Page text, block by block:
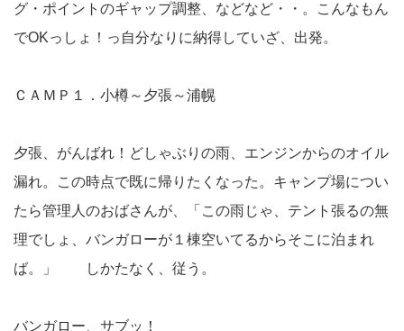
グ・ポイントのギャップ調整、などなど・・。こんなもん
でОKっしょ！っ自分なりに納得していざ、出発。
ＣＡＭＰ１．小樽～夕張～浦幌
夕張、がんばれ！どしゃぶりの雨、エンジンからのオイル
漏れ。この時点で既に帰りたくなった。キャンプ場につい
たら管理人のおばさんが、「この雨じゃ、テント張るの無
理でしょ、バンガローが１棟空いてるからそこに泊まれ
ば。」 しかたなく、従う。
バンガロー、サブッ！